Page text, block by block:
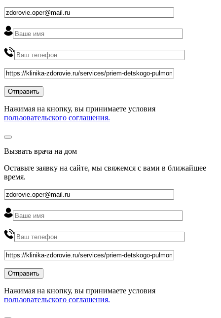
Нажимая на кнопку, вы принимаете условия
пользовательского соглашения.
Вызвать врача на дом
Оставьте заявку на сайте, мы свяжемся с вами в ближайшее
время.
Нажимая на кнопку, вы принимаете условия
пользовательского соглашения.